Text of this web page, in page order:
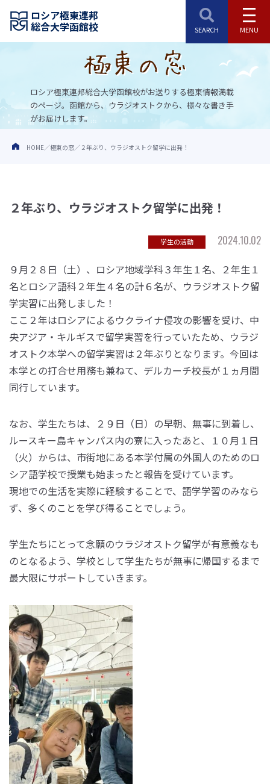
ロシア極東連邦
総合大学函館校
ロシア極東連邦総合大学函館校がお送りする極東情報満載
のページ。 函館から、ウラジオストクから、様々な書き手
がお届けします。
HOME 極東の窓 ２年ぶり、ウラジオストク留学に出発！
２年ぶり、ウラジオストク留学に出発！
学生の活動
2024.10.02
９月２８日（土）、ロシア地域学科３年生１名、２年生１
名とロシア語科２年生４名の計６名が、ウラジオストク留
学実習に出発しました！
ここ２年はロシアによるウクライナ侵攻の影響を受け、中
央アジア・キルギスで留学実習を行っていたため、ウラジ
オストク本学への留学実習は２年ぶりとなります。今回は
本学との打合せ用務も兼ねて、デルカーチ校長が１ヵ月間
同行しています。
なお、学生たちは、２９日（日）の早朝、無事に到着し、
ルースキー島キャンパス内の寮に入ったあと、１０月１日
（火）からは、市街地にある本学付属の外国人のためのロ
シア語学校で授業も始まったと報告を受けています。
現地での生活を実際に経験することで、語学学習のみなら
ず、多くのことを学び得ることでしょう。
学生たちにとって念願のウラジオストク留学が有意義なも
のとなるよう、学校として学生たちが無事に帰国するまで
最大限にサポートしていきます。